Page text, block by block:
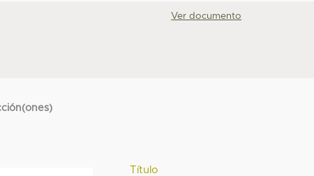
Ver documento
Título